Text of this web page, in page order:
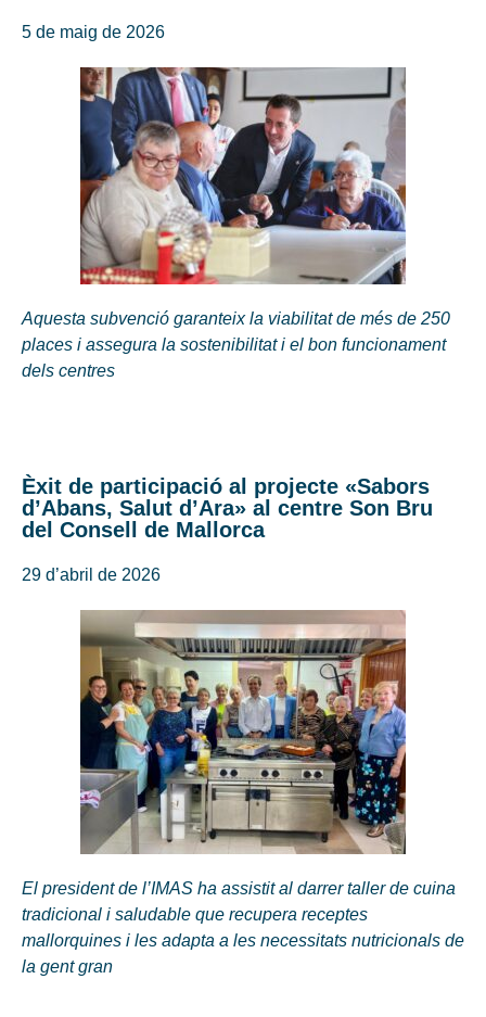
5 de maig de 2026
Aquesta subvenció garanteix la viabilitat de més de 250
places i assegura la sostenibilitat i el bon funcionament
dels centres
Èxit de participació al projecte «Sabors
d’Abans, Salut d’Ara» al centre Son Bru
del Consell de Mallorca
29 d’abril de 2026
El president de l’IMAS ha assistit al darrer taller de cuina
tradicional i saludable que recupera receptes
mallorquines i les adapta a les necessitats nutricionals de
la gent gran